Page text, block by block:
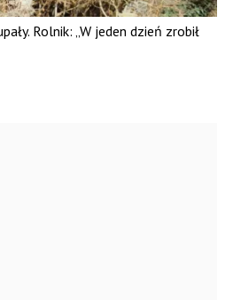
Rolnik: „W jeden dzień zrobił